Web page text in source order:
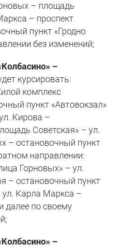
– площадь
– проспект
пункт «Гродно
без изменений;
–
курсировать:
комплекс
пункт «Автовокзал»
Кирова –
Советская» – ул.
– остановочный пункт
направлении:
Горновых» – ул.
– остановочный пункт
Карла Маркса –
далее по своему
–